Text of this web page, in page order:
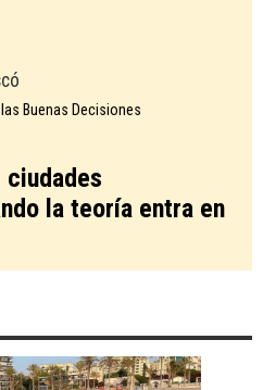
Buenas Decisiones
la teoría entra en